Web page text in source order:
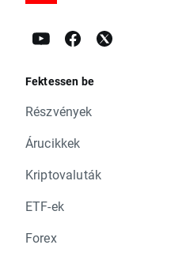
Fektessen be
Részvények
Árucikkek
Kriptovaluták
ETF-ek
Forex